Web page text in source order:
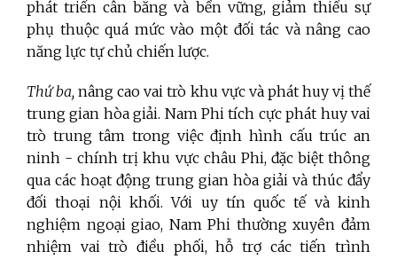
phát triển cân bằng và bền vững, giảm thiểu sự
phụ thuộc quá mức vào một đối tác và nâng cao
năng lực tự chủ chiến lược.
Thứ ba, nâng cao vai trò khu vực và phát huy vị thế
trung gian hòa giải. Nam Phi tích cực phát huy vai
trò trung tâm trong việc định hình cấu trúc an
ninh - chính trị khu vực châu Phi, đặc biệt thông
qua các hoạt động trung gian hòa giải và thúc đẩy
đối thoại nội khối. Với uy tín quốc tế và kinh
nghiệm ngoại giao, Nam Phi thường xuyên đảm
nhiệm vai trò điều phối, hỗ trợ các tiến trình